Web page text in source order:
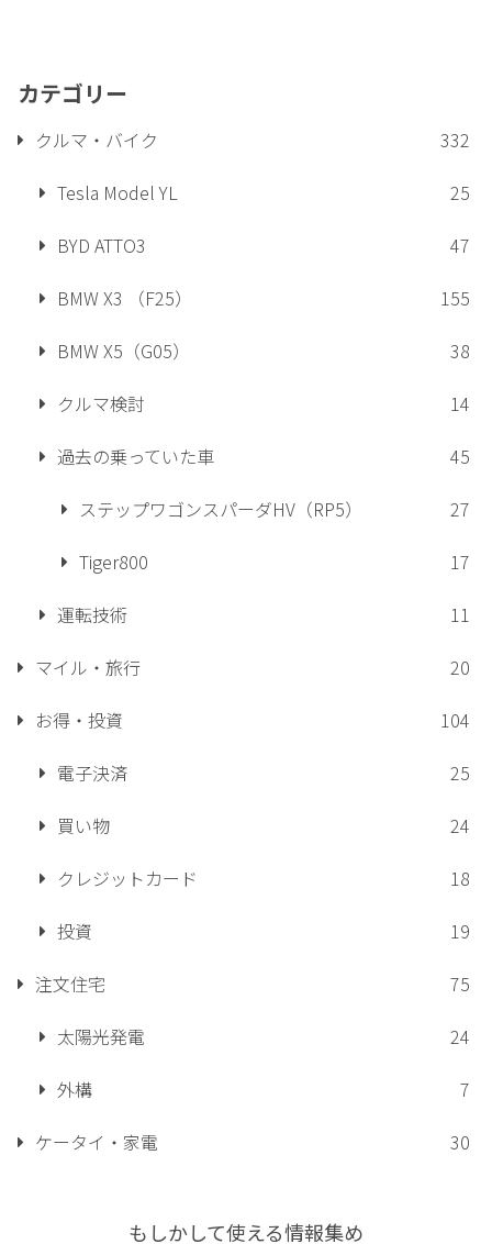
カテゴリー
クルマ・バイク
332
Tesla Model YL
25
BYD ATTO3
47
BMW X3 （F25）
155
BMW X5（G05）
38
クルマ検討
14
過去の乗っていた車
45
ステップワゴンスパーダHV（RP5）
27
Tiger800
17
運転技術
11
マイル・旅行
20
お得・投資
104
電子決済
25
買い物
24
クレジットカード
18
投資
19
注文住宅
75
太陽光発電
24
外構
7
ケータイ・家電
30
もしかして使える情報集め